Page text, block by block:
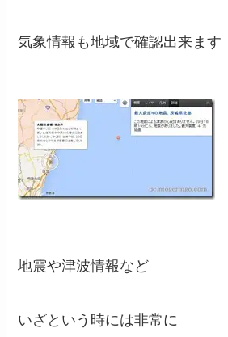
気象情報も地域で確認出来ます
地震や津波情報など
いざという時には非常に